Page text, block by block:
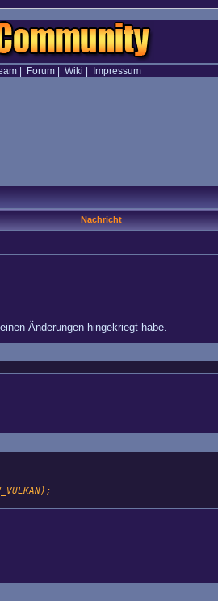
| Forum| Wiki Impressum
Nachricht
Änderungen hingekriegt habe.